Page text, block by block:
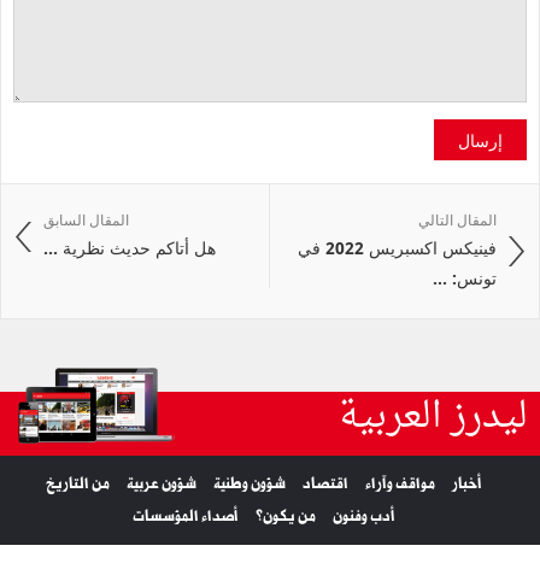
إرسال
المقال السابق
هل أتاكم حديث نظرية ...
المقال التالي
فينيكس اكسبريس 2022 في
تونس: ...
ليدرز العربية
أخبار مواقف وآراء اقتصاد شؤون وطنية شؤون عربية
من التاريخ
أدب وفنون
من يكون؟ أصداء المؤسسات